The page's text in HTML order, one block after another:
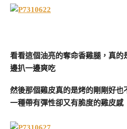
看看這個油亮的奪命香雞腿，真的
邊扒一邊爽吃
然後那個雞皮真的是烤的剛剛好也
一種帶有彈性卻又有脆度的雞皮感